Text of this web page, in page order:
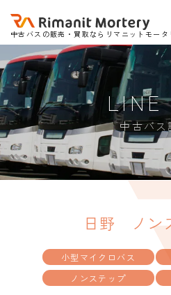
中古バスの販売・買取ならリマニットモータ
LINE
中古バス
日野 ノン
小型マイクロバス
ノンステップ